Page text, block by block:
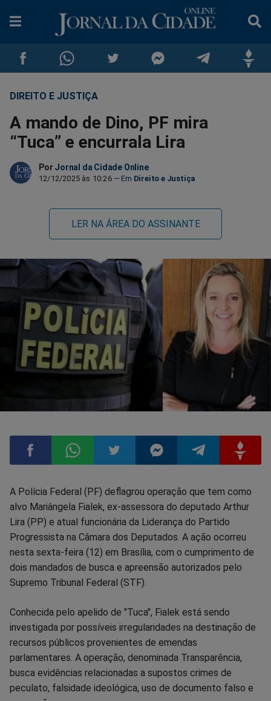
Compartilhar
no
Facebook
Compartilhar
no
Whatsapp
Compartilhar
no
Twitter
no
Messenger
no
DIREITO E JUSTIÇA
A mando de Dino, PF mira
“Tuca” e encurrala Lira
Por Jornal da Cidade Online
12/12/2025 às 10:26 Direito e Justiça
LER NA ÁREA DO ASSINANTE
Compartilhar
no
Facebook
Compartilhar
no
Whatsapp
Compartilhar
no
Twitter
Compartilhar
no
Messenger
Compartilhar
no
TelegramGettr
A Polícia Federal (PF) deflagrou operação que tem como
alvo Mariângela Fialek, ex-assessora do deputado Arthur
Lira (PP) e atual funcionária da Liderança do Partido
Progressista na Câmara dos Deputados. A ação ocorreu
nesta sexta-feira (12) em Brasília, com o cumprimento de
dois mandados de busca e apreensão autorizados pelo
Supremo Tribunal Federal (STF).
Conhecida pelo apelido de "Tuca", Fialek está sendo
investigada por possíveis irregularidades na destinação de
recursos públicos provenientes de emendas
parlamentares. A operação, denominada Transparência,
busca evidências relacionadas a supostos crimes de
peculato, falsidade ideológica, uso de documento falso e